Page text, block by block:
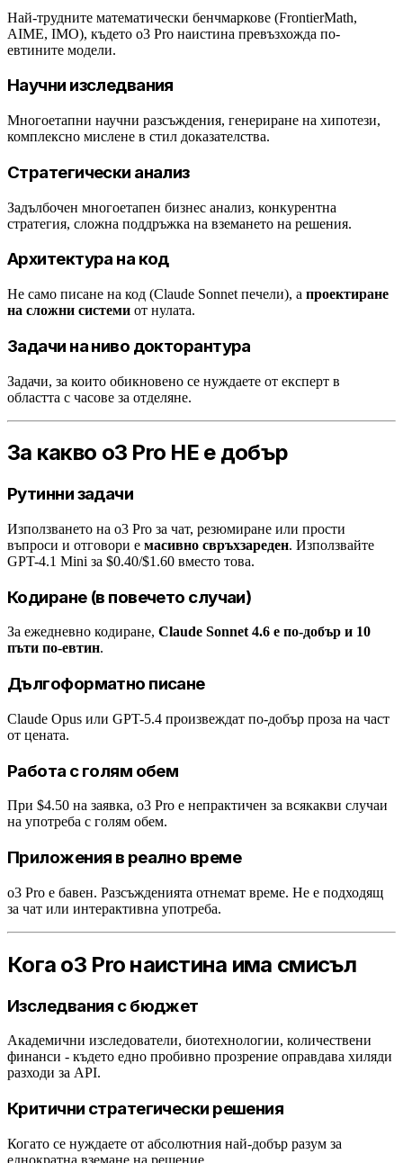
Най-трудните математически бенчмаркове (FrontierMath,
AIME, IMO), където o3 Pro наистина превъзхожда по-
евтините модели.
Научни изследвания
Многоетапни научни разсъждения, генериране на хипотези,
комплексно мислене в стил доказателства.
Стратегически анализ
Задълбочен многоетапен бизнес анализ, конкурентна
стратегия, сложна поддръжка на вземането на решения.
Архитектура на код
Не само писане на код (Claude Sonnet печели), а проектиране
на сложни системи от нулата.
Задачи на ниво докторантура
Задачи, за които обикновено се нуждаете от експерт в
областта с часове за отделяне.
За какво o3 Pro НЕ е добър
Рутинни задачи
Използването на o3 Pro за чат, резюмиране или прости
въпроси и отговори е масивно свръхзареден. Използвайте
GPT-4.1 Mini за $0.40/$1.60 вместо това.
Кодиране (в повечето случаи)
За ежедневно кодиране, Claude Sonnet 4.6 е по-добър и 10
пъти по-евтин.
Дългоформатно писане
Claude Opus или GPT-5.4 произвеждат по-добър проза на част
от цената.
Работа с голям обем
При $4.50 на заявка, o3 Pro е непрактичен за всякакви случаи
на употреба с голям обем.
Приложения в реално време
o3 Pro е бавен. Разсъжденията отнемат време. Не е подходящ
за чат или интерактивна употреба.
Кога o3 Pro наистина има смисъл
Изследвания с бюджет
Академични изследователи, биотехнологии, количествени
финанси - където едно пробивно прозрение оправдава хиляди
разходи за API.
Критични стратегически решения
Когато се нуждаете от абсолютния най-добър разум за
еднократна вземане на решение.